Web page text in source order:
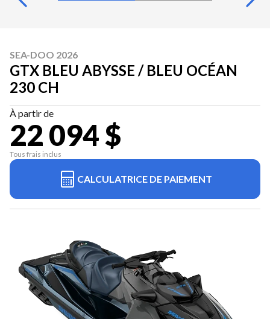
SEA-DOO 2026
GTX BLEU ABYSSE / BLEU OCÉAN
230 CH
À partir de
22 094 $
Tous frais inclus
CALCULATRICE DE PAIEMENT